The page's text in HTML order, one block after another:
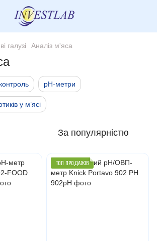
галузі Аналіз м'яса
pH-метри
у м’ясі
За популярністю
ТОП ПРОДАЖІВ